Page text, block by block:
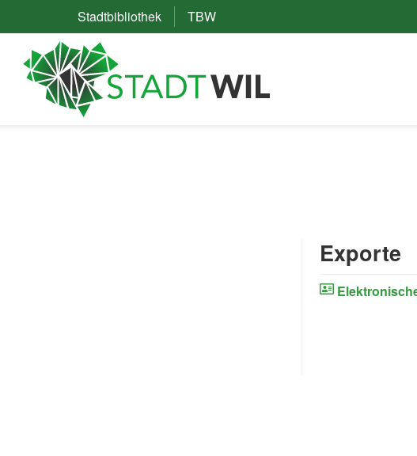
Stadtbibliothek(External Link)
TBW(External Link)
Exporte